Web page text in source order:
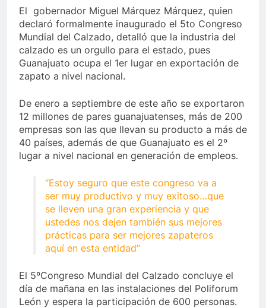
El gobernador Miguel Márquez Márquez, quien
declaró formalmente inaugurado el 5to Congreso
Mundial del Calzado, detalló que la industria del
calzado es un orgullo para el estado, pues
Guanajuato ocupa el 1er lugar en exportación de
zapato a nivel nacional.
De enero a septiembre de este año se exportaron
12 millones de pares guanajuatenses, más de 200
empresas son las que llevan su producto a más de
40 países, además de que Guanajuato es el 2º
lugar a nivel nacional en generación de empleos.
“Estoy seguro que este congreso va a
ser muy productivo y muy exitoso…que
se lleven una gran experiencia y que
ustedes nos dejen también sus mejores
prácticas para ser mejores zapateros
aquí en esta entidad”
El 5ºCongreso Mundial del Calzado concluye el
día de mañana en las instalaciones del Poliforum
León y espera la participación de 600 personas.